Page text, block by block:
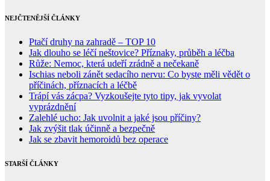
NEJČTENĚJŠÍ ČLÁNKY
Ptačí druhy na zahradě – TOP 10
Jak dlouho se léčí neštovice? Příznaky, průběh a léčba
Růže: Nemoc, která udeří zrádně a nečekaně
Ischias neboli zánět sedacího nervu: Co byste měli vědět o
příčinách, příznacích a léčbě
Trápí vás zácpa? Vyzkoušejte tyto tipy, jak vyvolat
vyprázdnění
Zalehlé ucho: Jak uvolnit a jaké jsou příčiny?
Jak zvýšit tlak účinně a bezpečně
Jak se zbavit hemoroidů bez operace
STARŠÍ ČLÁNKY